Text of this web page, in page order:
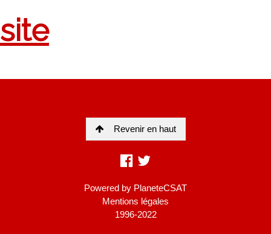
Revenir en haut
Powered by PlaneteCSAT
Mentions légales
1996-2022